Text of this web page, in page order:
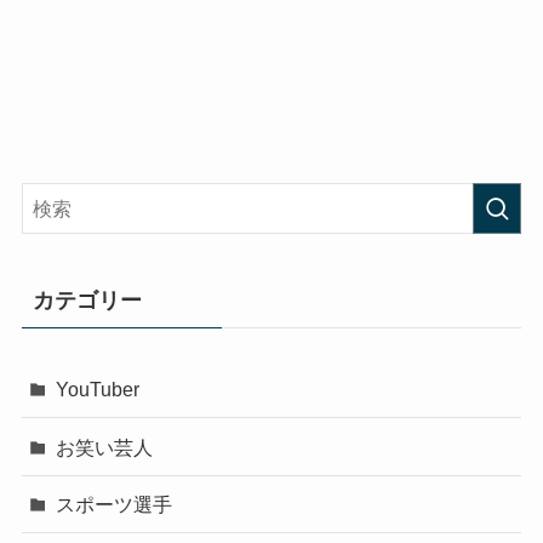
カテゴリー
YouTuber
お笑い芸人
スポーツ選手